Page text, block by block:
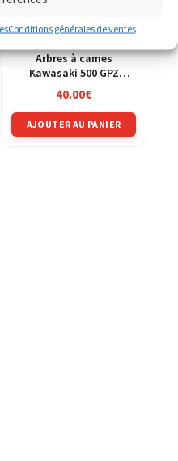
Conditions générales de ventes
Arbres à cames
Kawasaki 500 GPZ
ex500d 94-03
40.00€
AJOUTER AU PANIER